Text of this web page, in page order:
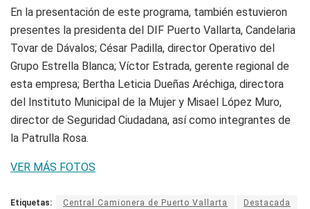
En la presentación de este programa, también estuvieron
presentes la presidenta del DIF Puerto Vallarta, Candelaria
Tovar de Dávalos; César Padilla, director Operativo del
Grupo Estrella Blanca; Víctor Estrada, gerente regional de
esta empresa; Bertha Leticia Dueñas Aréchiga, directora
del Instituto Municipal de la Mujer y Misael López Muro,
director de Seguridad Ciudadana, así como integrantes de
la Patrulla Rosa.
VER MÁS FOTOS
Etiquetas: Central Camionera de Puerto Vallarta Destacada